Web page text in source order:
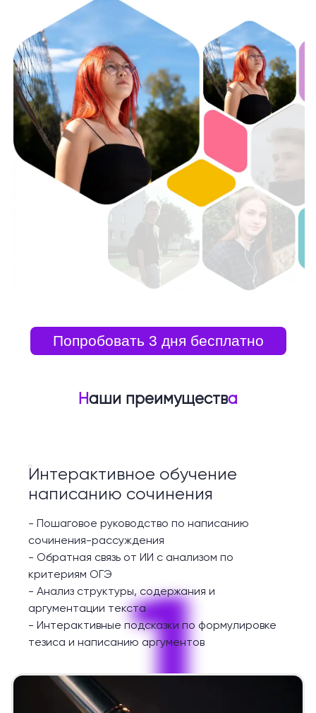
Попробовать 3 дня бесплатно
Наши преимущества
1
Интерактивное обучение
написанию сочинения
- Пошаговое руководство по написанию
сочинения-рассуждения
- Обратная связь от ИИ с анализом по
критериям ОГЭ
- Анализ структуры, содержания и
аргументации текста
- Интерактивные подсказки по формулировке
тезиса и написанию аргументов